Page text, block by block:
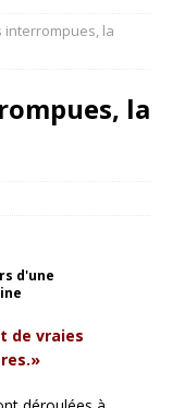
interrompues, la
la
d'une
de vraies